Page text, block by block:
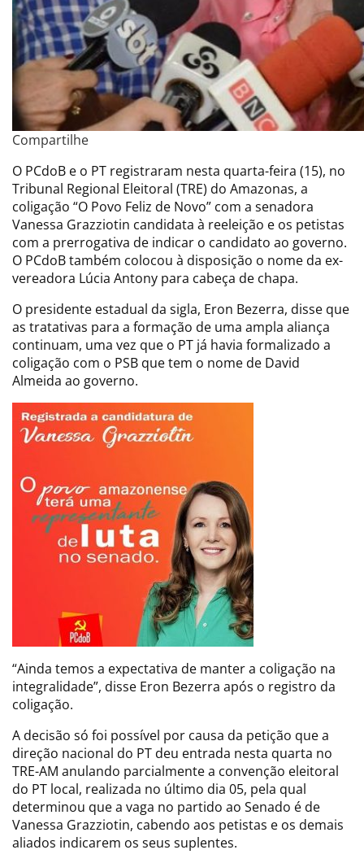
Compartilhe
O PCdoB e o PT registraram nesta quarta-feira (15), no
Tribunal Regional Eleitoral (TRE) do Amazonas, a
coligação “O Povo Feliz de Novo” com a senadora
Vanessa Grazziotin candidata à reeleição e os petistas
com a prerrogativa de indicar o candidato ao governo.
O PCdoB também colocou à disposição o nome da ex-
vereadora Lúcia Antony para cabeça de chapa.
O presidente estadual da sigla, Eron Bezerra, disse que
as tratativas para a formação de uma ampla aliança
continuam, uma vez que o PT já havia formalizado a
coligação com o PSB que tem o nome de David
Almeida ao governo.
“Ainda temos a expectativa de manter a coligação na
integralidade”, disse Eron Bezerra após o registro da
coligação.
A decisão só foi possível por causa da petição que a
direção nacional do PT deu entrada nesta quarta no
TRE-AM anulando parcialmente a convenção eleitoral
do PT local, realizada no último dia 05, pela qual
determinou que a vaga no partido ao Senado é de
Vanessa Grazziotin, cabendo aos petistas e os demais
aliados indicarem os seus suplentes.